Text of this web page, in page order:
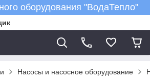
оборудования "ВодаТепло"
Насосы и насосное оборудование